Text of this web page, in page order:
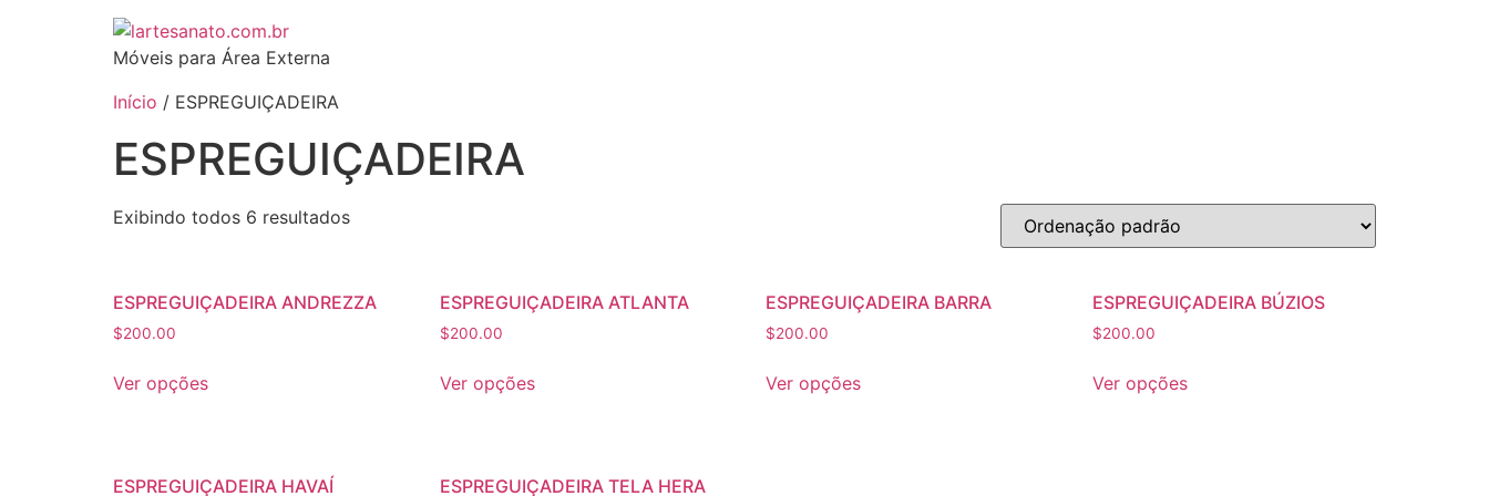
Móveis para Área Externa
Início / ESPREGUIÇADEIRA
ESPREGUIÇADEIRA
Exibindo todos 6 resultados
ESPREGUIÇADEIRA ANDREZZA
$200.00
Ver opções
ESPREGUIÇADEIRA ATLANTA
$200.00
Ver opções
ESPREGUIÇADEIRA BARRA
$200.00
Ver opções
ESPREGUIÇADEIRA BÚZIOS
$200.00
Ver opções
ESPREGUIÇADEIRA HAVAÍ ESPREGUIÇADEIRA TELA HERA